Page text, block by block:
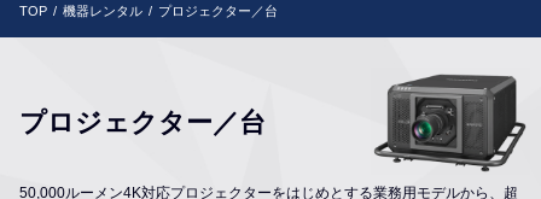
TOP 機器レンタル プロジェクター／台
プロジェクター／台
50,000ルーメン4K対応プロジェクターをはじめとする業務用モデルから、超